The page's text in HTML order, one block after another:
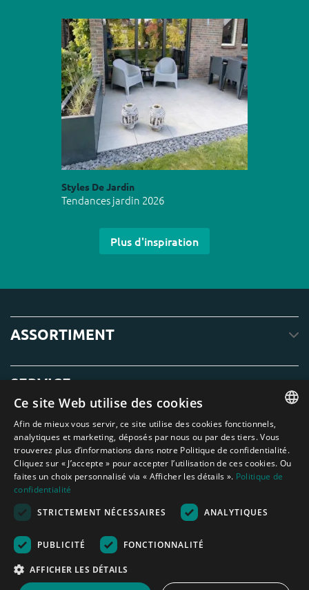
Styles De Jardin
Tendances jardin 2026
Plus d'inspiration
ASSORTIMENT
SERVICE
À PROPOS DE NOUS
Amagard.com (Kranendonk B.V.) Aucun texte ou photo de ce site web ne
Nederland|Deutschland België|Belgique |España
Kingdom
ENGLISH
DUTCH
GERMAN
Ce site Web utilise des cookies
Afin de mieux vous servir, ce site utilise des cookies fonctionnels,
analytiques et marketing, déposés par nous ou par des tiers. Vous
trouverez plus d’informations dans notre Politique de confidentialité.
Cliquez sur « J’accepte » pour accepter l’utilisation de ces cookies. Ou
faites un choix personnalisé via « Afficher les détails ». Politique de
confidentialité
STRICTEMENT NÉCESSAIRES
ANALYTIQUES
PUBLICITÉ FONCTIONNALITÉ
AFFICHER LES DÉTAILS